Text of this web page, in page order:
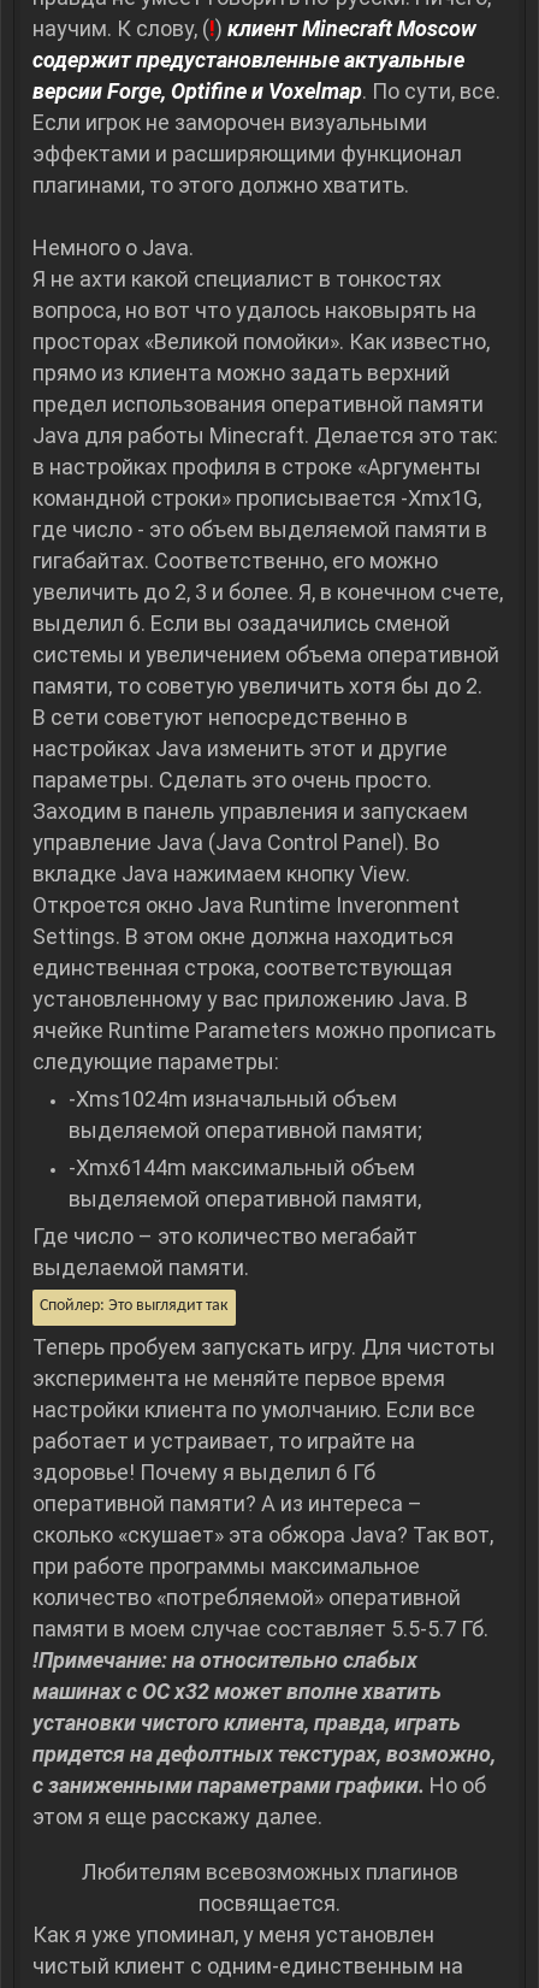
научим. К слову, (!) клиент Minecraft Moscow
содержит предустановленные актуальные
версии Forge, Optifine и Voxelmap. По сути, все.
Если игрок не заморочен визуальными
эффектами и расширяющими функционал
плагинами, то этого должно хватить.
Немного о Java.
Я не ахти какой специалист в тонкостях
вопроса, но вот что удалось наковырять на
просторах «Великой помойки». Как известно,
прямо из клиента можно задать верхний
предел использования оперативной памяти
Java для работы Minecraft. Делается это так:
в настройках профиля в строке «Аргументы
командной строки» прописывается -Xmx1G,
где число - это объем выделяемой памяти в
гигабайтах. Соответственно, его можно
увеличить до 2, 3 и более. Я, в конечном счете,
выделил 6. Если вы озадачились сменой
системы и увеличением объема оперативной
памяти, то советую увеличить хотя бы до 2.
В сети советуют непосредственно в
настройках Java изменить этот и другие
параметры. Сделать это очень просто.
Заходим в панель управления и запускаем
управление Java (Java Control Panel). Во
вкладке Java нажимаем кнопку View.
Откроется окно Java Runtime Inveronment
Settings. В этом окне должна находиться
единственная строка, соответствующая
установленному у вас приложению Java. В
ячейке Runtime Parameters можно прописать
следующие параметры:
-Xms1024m изначальный объем
выделяемой оперативной памяти;
-Xmx6144m максимальный объем
выделяемой оперативной памяти,
Где число – это количество мегабайт
выделаемой памяти.
Спойлер: Это выглядит так
Теперь пробуем запускать игру. Для чистоты
эксперимента не меняйте первое время
настройки клиента по умолчанию. Если все
работает и устраивает, то играйте на
здоровье! Почему я выделил 6 Гб
оперативной памяти? А из интереса –
сколько «скушает» эта обжора Java? Так вот,
при работе программы максимальное
количество «потребляемой» оперативной
памяти в моем случае составляет 5.5-5.7 Гб.
!Примечание: на относительно слабых
машинах с ОС x32 может вполне хватить
установки чистого клиента, правда, играть
придется на дефолтных текстурах, возможно,
с заниженными параметрами графики. Но об
этом я еще расскажу далее.
Любителям всевозможных плагинов
посвящается.
Как я уже упоминал, у меня установлен
чистый клиент с одним-единственным на